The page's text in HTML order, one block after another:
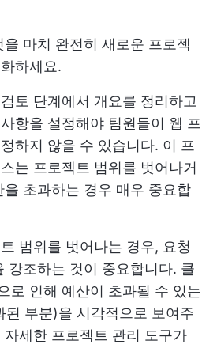
마치 완전히 새로운 프로젝
하세요.
토 단계에서 개요를 정리하고
항을 설정해야 팀원들이 웹 프
하지 않을 수 있습니다. 이 프
는 프로젝트 범위를 벗어나거
을 초과하는 경우 매우 중요합
범위를 벗어나는 경우, 요청
강조하는 것이 중요합니다. 클
로 인해 예산이 초과될 수 있는
된 부분)을 시각적으로 보여주
자세한 프로젝트 관리 도구가